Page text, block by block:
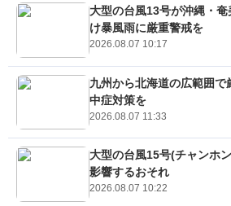
大型の台風13号が沖縄・
け暴風雨に厳重警戒を
2026.08.07 10:17
九州から北海道の広範囲
中症対策を
2026.08.07 11:33
大型の台風15号(チャンホ
影響するおそれ
2026.08.07 10:22